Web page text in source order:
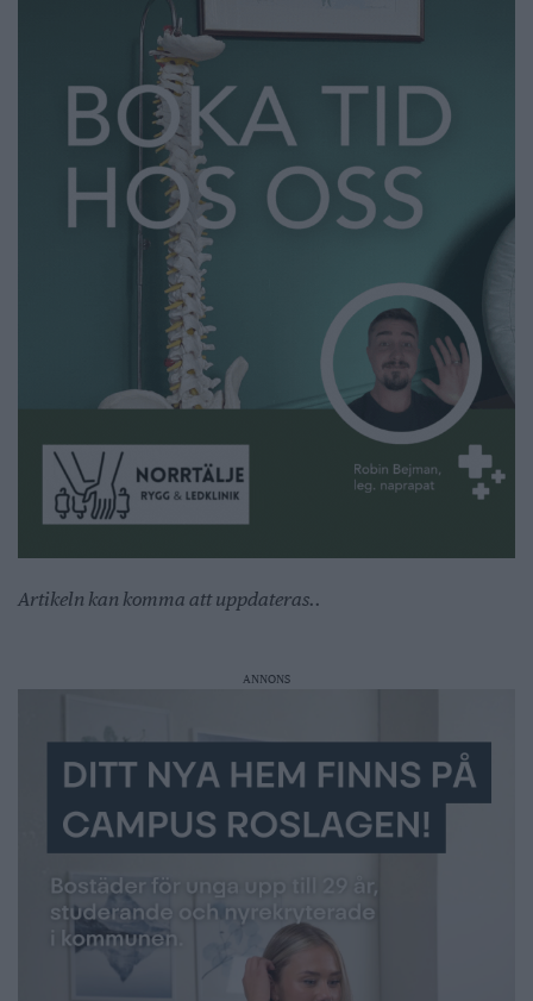
Artikeln kan komma att uppdateras..
ANNONS